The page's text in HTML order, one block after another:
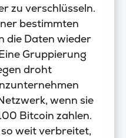
zu verschlüsseln.
bestimmten
die Daten wieder
Gruppierung
droht
wenn sie
Bitcoin zahlen.
weit verbreitet,